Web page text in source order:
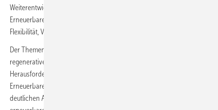
Weiterentwicklung gelingen kann. Die Hauptpunkte lauten:
Erneuerbare Energien als tragende Säule des Stromsystems,
Flexibilität, Verfügbarkeiten und Versorgungssicherheit gewährleisten.
Der Themenschwerpunkt erneuerbare Energien sieht in der Rolle, die
regenerative Energieträger einnehmen können, eine
Herausforderung. In einem geeigneten Marktdesign sollen
Erneuerbare signifikant zur Bezahlbarkeit und Verfügbarkeit durch
deutlichen Ausbau beitragen. Versorgungssicherheit durch